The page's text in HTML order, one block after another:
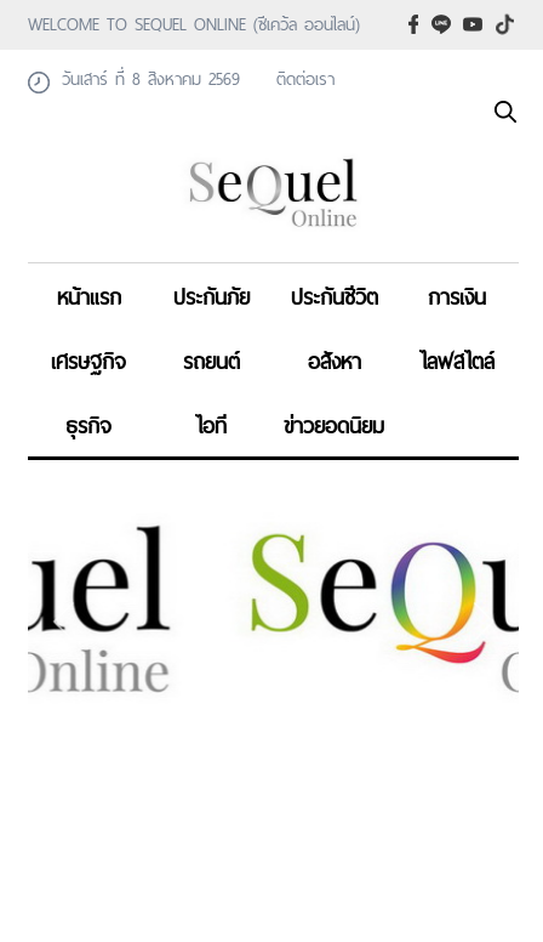
WELCOME TO SEQUEL ONLINE (ซีเคว้ล ออนไลน์)
วันเสาร์ ที่ 8 สิงหาคม 2569
ติดต่อเรา
หน้าแรก ประกันภัย ประกันชีวิต
การเงิน
เศรษฐกิจ
รถยนต์ อสังหา
ไลฟสไตล์
ธุรกิจ
ไอที ข่าวยอดนิยม